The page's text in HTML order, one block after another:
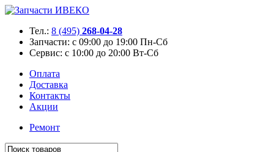
Тел.: 8 (495) 268-04-28
Запчасти: с 09:00 до 19:00 Пн-Сб
Сервис: с 10:00 до 20:00 Вт-Сб
Оплата
Доставка
Контакты
Акции
Ремонт